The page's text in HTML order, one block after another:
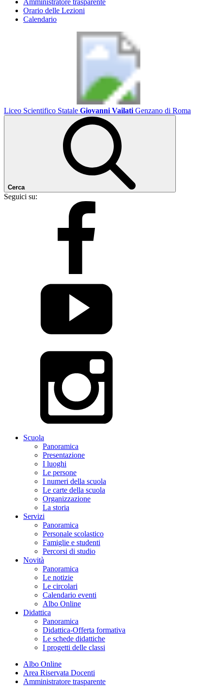
Amministratore trasparente
Orario delle Lezioni
Calendario
Liceo Scientifico Statale Giovanni Vailati Genzano di Roma
Cerca
Seguici su:
Scuola
Panoramica
Presentazione
I luoghi
Le persone
I numeri della scuola
Le carte della scuola
Organizzazione
La storia
Servizi
Panoramica
Personale scolastico
Famiglie e studenti
Percorsi di studio
Novità
Panoramica
Le notizie
Le circolari
Calendario eventi
Albo Online
Didattica
Panoramica
Didattica-Offerta formativa
Le schede didattiche
I progetti delle classi
Albo Online
Area Riservata Docenti
Amministratore trasparente